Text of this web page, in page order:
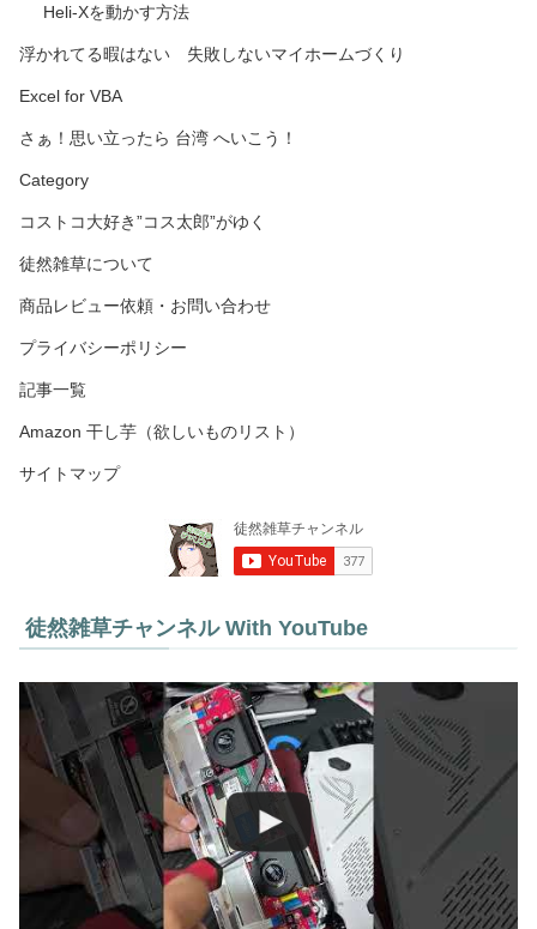
Heli-Xを動かす方法
浮かれてる暇はない 失敗しないマイホームづくり
Excel for VBA
さぁ！思い立ったら 台湾 へいこう！
Category
コストコ大好き”コス太郎”がゆく
徒然雑草について
商品レビュー依頼・お問い合わせ
プライバシーポリシー
記事一覧
Amazon 干し芋（欲しいものリスト）
サイトマップ
徒然雑草チャンネル With YouTube